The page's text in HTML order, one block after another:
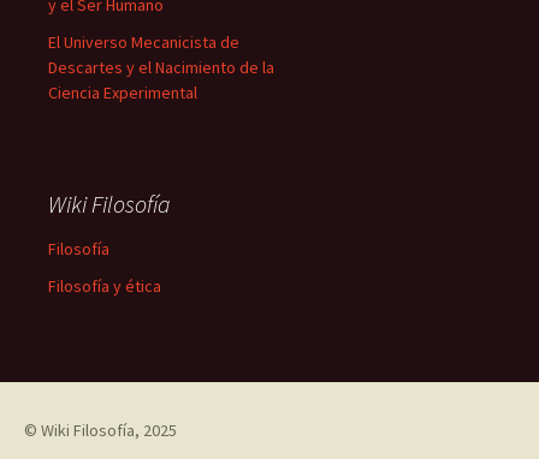
y el Ser Humano
El Universo Mecanicista de
Descartes y el Nacimiento de la
Ciencia Experimental
Wiki Filosofía
Filosofía
Filosofía y ética
© Wiki Filosofía, 2025